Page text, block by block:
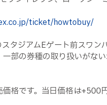
ticket/howtobuy/
タジアムEゲート前スワン
部の券種の取り扱いがな
格です。当日価格は+500円